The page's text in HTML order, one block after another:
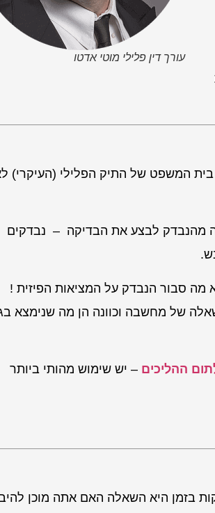
עורך דין פלילי מוטי אדטו
המשפט של התיק הפלילי (העיקרי)
מהנבדק לבצע את הבדיקה – נבדקים
מה סבור הנבדק על המציאות הפיזית !
של מחשבה וכוונה הן מה שנימצא
ההליכים – יש שימוש מהותי ביותר
בזמן היא השאלה האם אתה מוכן